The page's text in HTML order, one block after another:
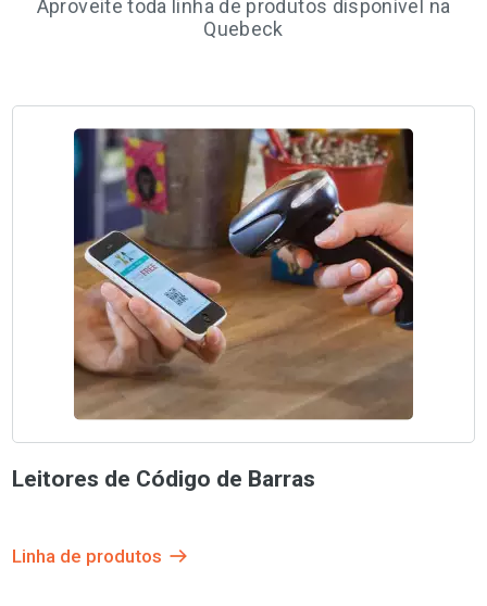
Aproveite toda linha de produtos disponível na
Quebeck
Leitores de Código de Barras
Linha de produtos